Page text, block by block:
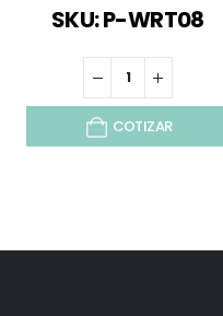
SKU: P-WRT08
COTIZAR